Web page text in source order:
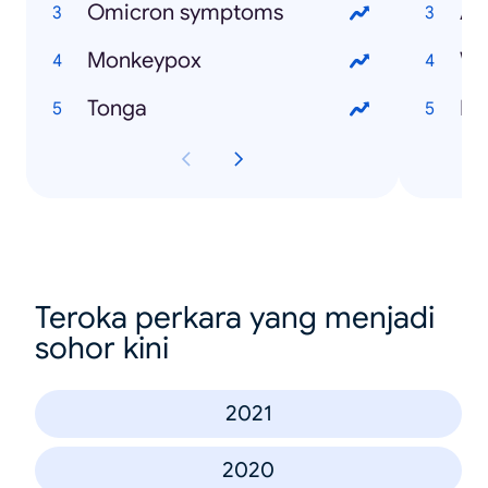
Omicron symptoms
Monkeypox
Tonga
Teroka perkara yang menjadi
sohor kini
2021
2020